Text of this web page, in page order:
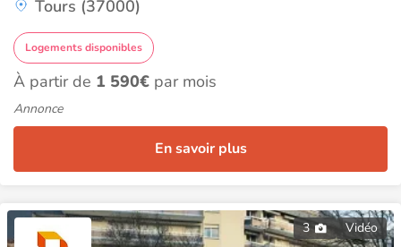
Tours (37000)
Logements disponibles
À partir de 1 590€ par mois
Annonce
En savoir plus
3 Vidéo